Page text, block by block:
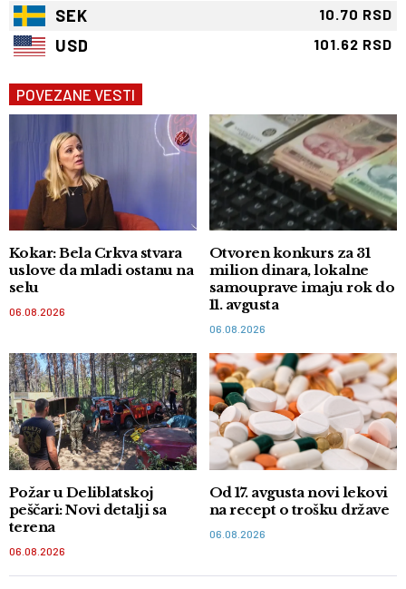
SEK 10.70 RSD
USD 101.62 RSD
POVEZANE VESTI
Kokar: Bela Crkva stvara
uslove da mladi ostanu na
selu
06.08.2026
Otvoren konkurs za 31
milion dinara, lokalne
samouprave imaju rok do
11. avgusta
06.08.2026
Požar u Deliblatskoj
peščari: Novi detalji sa
terena
06.08.2026
Od 17. avgusta novi lekovi
na recept o trošku države
06.08.2026